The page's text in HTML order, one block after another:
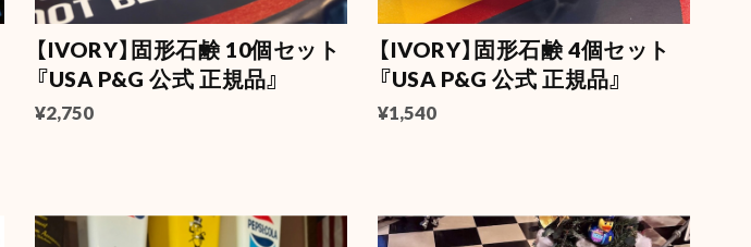
【IVORY】固形石鹸 10個セット
『USA P&G 公式 正規品』
¥2,750
【IVORY】固形石鹸 4個セット
『USA P&G 公式 正規品』
¥1,540